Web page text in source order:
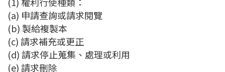
(a) 申請查詢或請求閱覽
(b) 製給複製本
(c) 請求補充或更正
(d) 請求停止蒐集、處理或利用
(e) 請求刪除